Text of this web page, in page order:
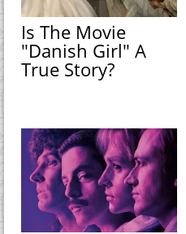
Is The Movie
"Danish Girl" A
True Story?